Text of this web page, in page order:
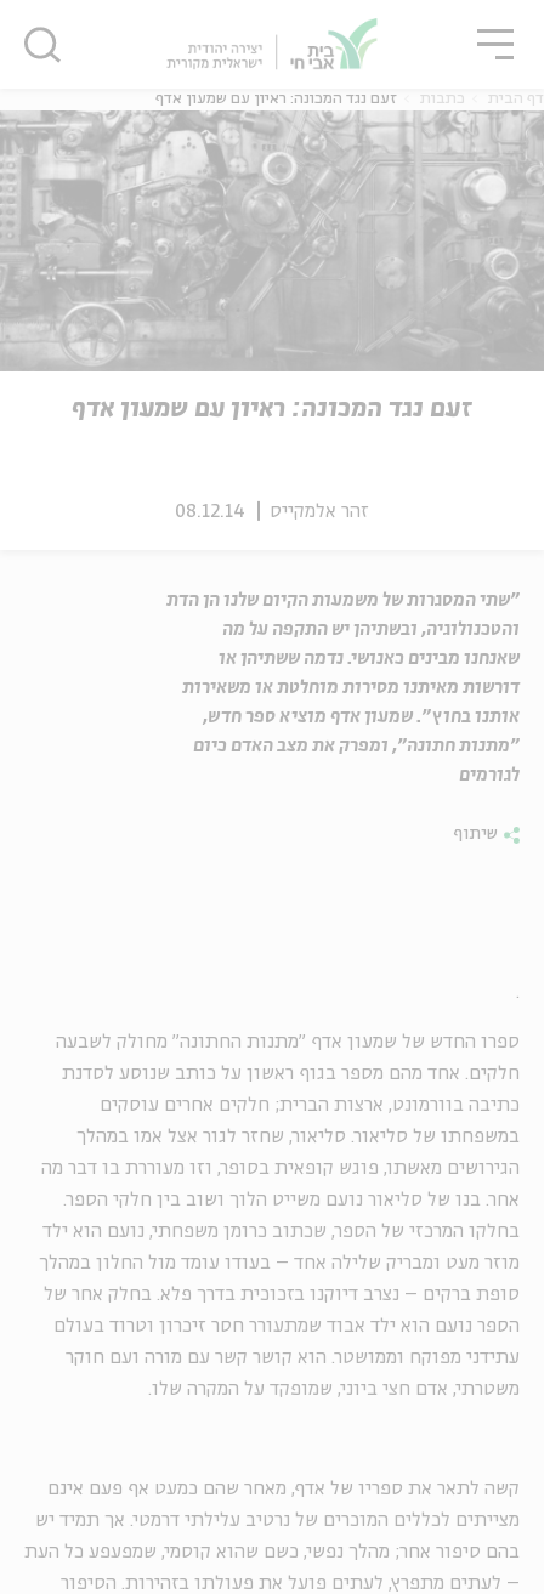
אנגלית נוער
אנגלית
דף הבית כתבות זעם נגד המכונה: ראיון עם שמעון אדף
זעם נגד המכונה: ראיון עם שמעון אדף
זהר אלמקייס 08.12.14
"שתי המסגרות של משמעות הקיום שלנו הן הדת
והטכנולוגיה, ובשתיהן יש התקפה על מה
שאנחנו מבינים כאנושי. נדמה ששתיהן או
דורשות מאיתנו מסירות מוחלטת או משאירות
אותנו בחוץ". שמעון אדף מוציא ספר חדש,
"מתנות חתונה", ומפרק את מצב האדם כיום
לגורמים
שיתוף
ספרו החדש של שמעון אדף ״מתנות החתונה״ מחולק לשבעה
חלקים. אחד מהם מספר בגוף ראשון על כותב שנוסע לסדנת
כתיבה בוורמונט, ארצות הברית; חלקים אחרים עוסקים
במשפחתו של סליאור. סליאור, שחזר לגור אצל אמו במהלך
הגירושים מאשתו, פוגש קופאית בסופר, וזו מעוררת בו דבר מה
אחר. בנו של סליאור נועם משייט הלוך ושוב בין חלקי הספר.
בחלקו המרכזי של הספר, שכתוב כרומן משפחתי, נועם הוא ילד
מוזר מעט ומבריק שלילה אחד – בעודו עומד מול החלון במהלך
סופת ברקים – נצרב דיוקנו בזכוכית בדרך פלא. בחלק אחר של
הספר נועם הוא ילד אבוד שמתעורר חסר זיכרון וטרוד בעולם
עתידני מפוקח וממושטר. הוא קושר קשר עם מורה ועם חוקר
משטרתי, אדם חצי ביוני, שמופקד על המקרה שלו
קשה לתאר את ספריו של אדף, מאחר שהם כמעט אף פעם אינם
מצייתים לכללים המוכרים של נרטיב עלילתי דרמטי. אך תמיד יש
בהם סיפור אחר; מהלך נפשי, כשם שהוא קוסמי, שמפעפע כל העת
– לעתים מתפרץ, לעתים פועל את פעולתו בזהירות. הסיפור
סגור